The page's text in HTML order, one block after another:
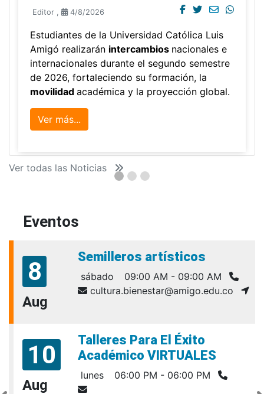
Editor , 4/8/2026
Estudiantes de la Universidad Católica Luis
Amigó realizarán intercambios nacionales e
internacionales durante el segundo semestre
de 2026, fortaleciendo su formación, la
movilidad académica y la proyección global.
Ver más...
Ver todas las Noticias
Eventos
8
Aug
Semilleros artísticos
sábado
09:00 AM - 09:00 AM
cultura.bienestar@amigo.edu.co
10
Aug
Talleres Para El Éxito
Académico VIRTUALES
lunes 06:00 PM - 06:00 PM